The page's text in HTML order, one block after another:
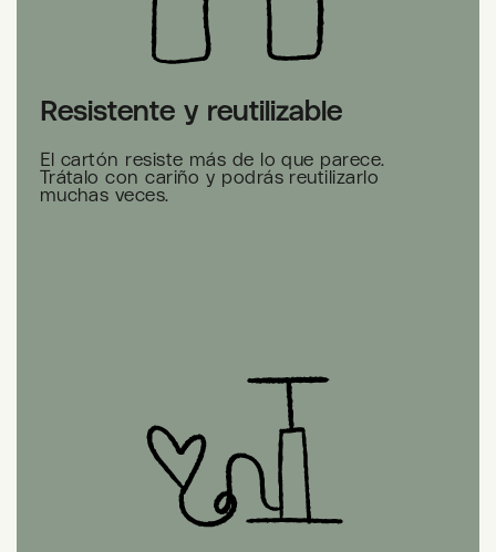
Resistente y reutilizable
El cartón resiste más de lo que parece.
Trátalo con cariño y podrás reutilizarlo
muchas veces.